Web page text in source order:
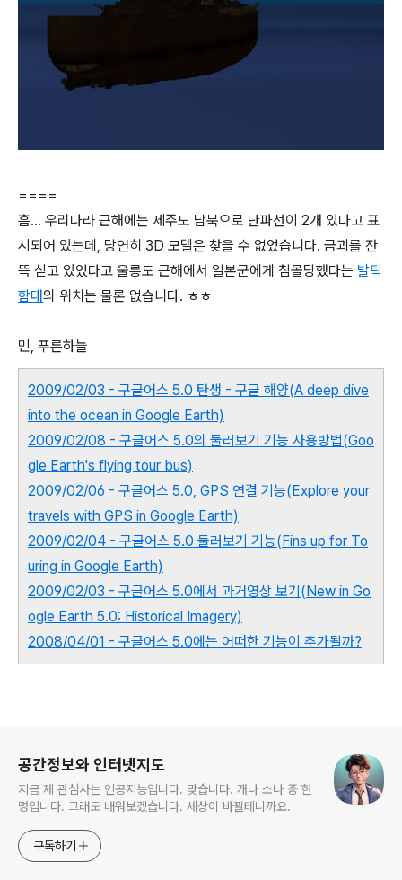
====
흠... 우리나라 근해에는 제주도 남북으로 난파선이 2개 있다고 표
시되어 있는데, 당연히 3D 모델은 찾을 수 없었습니다. 금괴를 잔
뜩 싣고 있었다고 울릉도 근해에서 일본군에게 침몰당했다는 발틱
함대의 위치는 물론 없습니다. ㅎㅎ
민, 푸른하늘
2009/02/03 - 구글어스 5.0 탄생 - 구글 해양(A deep dive
into the ocean in Google Earth)
2009/02/08 - 구글어스 5.0의 둘러보기 기능 사용방법(Goo
gle Earth's flying tour bus)
2009/02/06 - 구글어스 5.0, GPS 연결 기능(Explore your
travels with GPS in Google Earth)
2009/02/04 - 구글어스 5.0 둘러보기 기능(Fins up for To
uring in Google Earth)
2009/02/03 - 구글어스 5.0에서 과거영상 보기(New in Go
ogle Earth 5.0: Historical Imagery)
2008/04/01 - 구글어스 5.0에는 어떠한 기능이 추가될까?
공간정보와 인터넷지도
지금 제 관심사는 인공지능입니다. 맞습니다. 개나 소나 중 한
명입니다. 그래도 배워보겠습니다. 세상이 바뀔테니까요.
구독하기